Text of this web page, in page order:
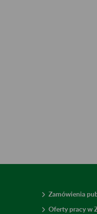
Zamówienia
Oferty pracy w